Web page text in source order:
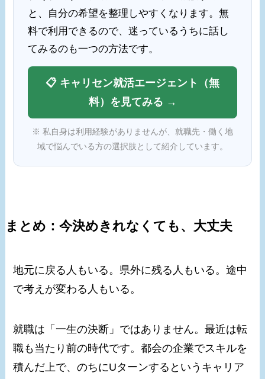
と、自分の希望を整理しやすくなります。無
料で利用できるので、迷っているうちに話し
てみるのも一つの方法です。
📋 キャリセン就活エージェント（無
料）を見てみる →
※ 私自身は利用経験がありませんが、就職先・働く地
域で悩んでいる方の選択肢として紹介しています。
まとめ：今決めきれなくても、大丈夫
地元に戻る人もいる。県外に残る人もいる。途中
で考えが変わる人もいる。
就職は「一生の決断」ではありません。最近は転
職も当たり前の時代です。都会の企業でスキルを
積んだ上で、のちにUターンするというキャリア